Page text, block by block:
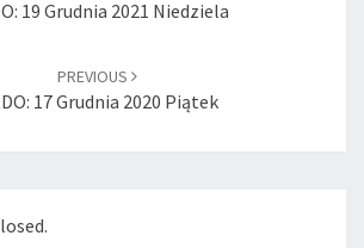
19 Grudnia 2021 Niedziela
PREVIOUS
17 Grudnia 2020 Piątek